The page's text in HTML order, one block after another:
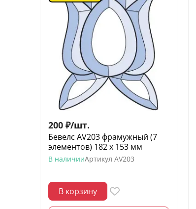
200 ₽/шт.
Бевелс AV203 фрамужный (7
элементов) 182 х 153 мм
В наличииАртикул AV203
В корзину